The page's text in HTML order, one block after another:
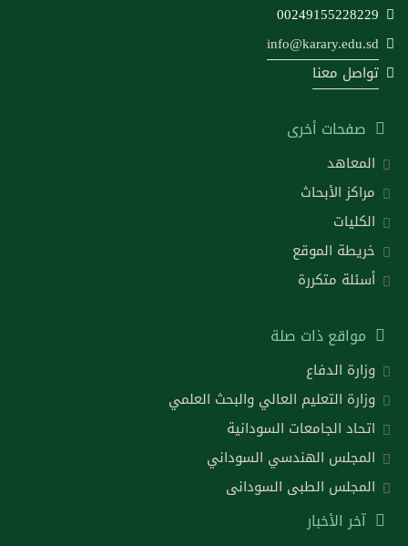
00249155228229
info@karary.edu.sd
تواصل معنا
صفحات أخرى
المعاهد
مراكز الأبحاث
الكليات
خريطة الموقع
أسئلة متكررة
مواقع ذات صلة
وزارة الدفاع
وزارة التعليم العالي والبحث العلمي
اتحاد الجامعات السودانية
المجلس الهندسي السوداني
المجلس الطبى السودانى
آخر الأخبار